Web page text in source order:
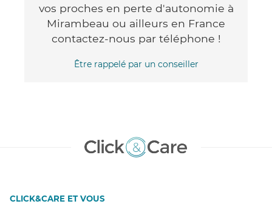
vos proches en perte d'autonomie à
Mirambeau ou ailleurs en France
contactez-nous par téléphone !
Être rappelé par un conseiller
CLICK&CARE ET VOUS